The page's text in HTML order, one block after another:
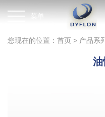
菜单
您现在的位置： 首页 > 产品系列
油